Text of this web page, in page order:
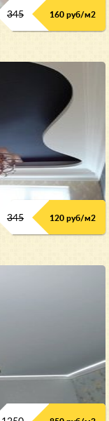
345 160 руб/м2
345 120 руб/м2